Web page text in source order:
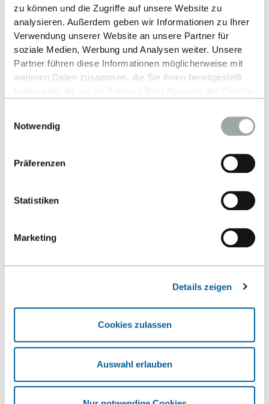
zu können und die Zugriffe auf unsere Website zu
analysieren. Außerdem geben wir Informationen zu Ihrer
Verwendung unserer Website an unsere Partner für
soziale Medien, Werbung und Analysen weiter. Unsere
Partner führen diese Informationen möglicherweise mit
weiteren Daten zusammen, die Sie ihnen bereitgestellt
Alles zum Thema Cookies und personenbezogene
Datenverarbeitung entnehmen Sie unserer
Notwendig
Präferenzen
Statistiken
Marketing
Details zeigen
Cookies zulassen
Auswahl erlauben
Anerkannter Abschluss im Ausland
Top Job-Chancen Regional &
International
Staatliche Hochschule Einfache